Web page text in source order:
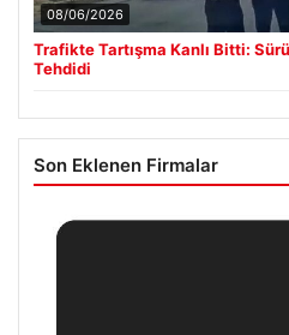
08/06/2026
Trafikte Tartışma Kanlı Bitti:
Tehdidi
Son Eklenen Firmalar